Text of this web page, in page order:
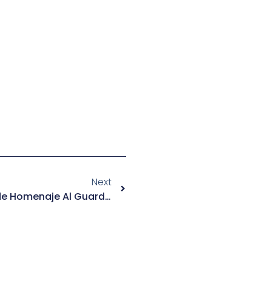
Next
Manglar: El Cóctel Que Rinde Homenaje Al Guardián Natural De La Costa